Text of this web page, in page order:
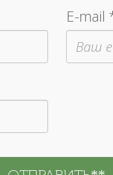
E-mail